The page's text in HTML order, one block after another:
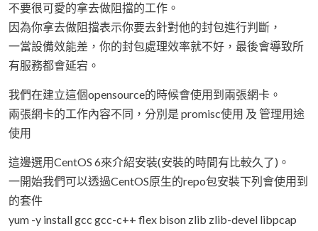
不要很可愛的拿去做阻擋的工作。
因為你拿去做阻擋表示你要去針對他的封包進行判斷，
一當設備效能差，你的封包處理效率就不好，最後會導致所
有服務都會延宕。
我們在建立這個opensource的時候會使用到兩張網卡。
兩張網卡的工作內容不同，分別是 promisc使用 及 管理用途
使用
這邊選用CentOS 6來介紹安裝(安裝的時間有比較久了)。
一開始我們可以透過CentOS原生的repo包安裝下列會使用到
的套件
yum -y install gcc gcc-c++ flex bison zlib zlib-devel libpcap